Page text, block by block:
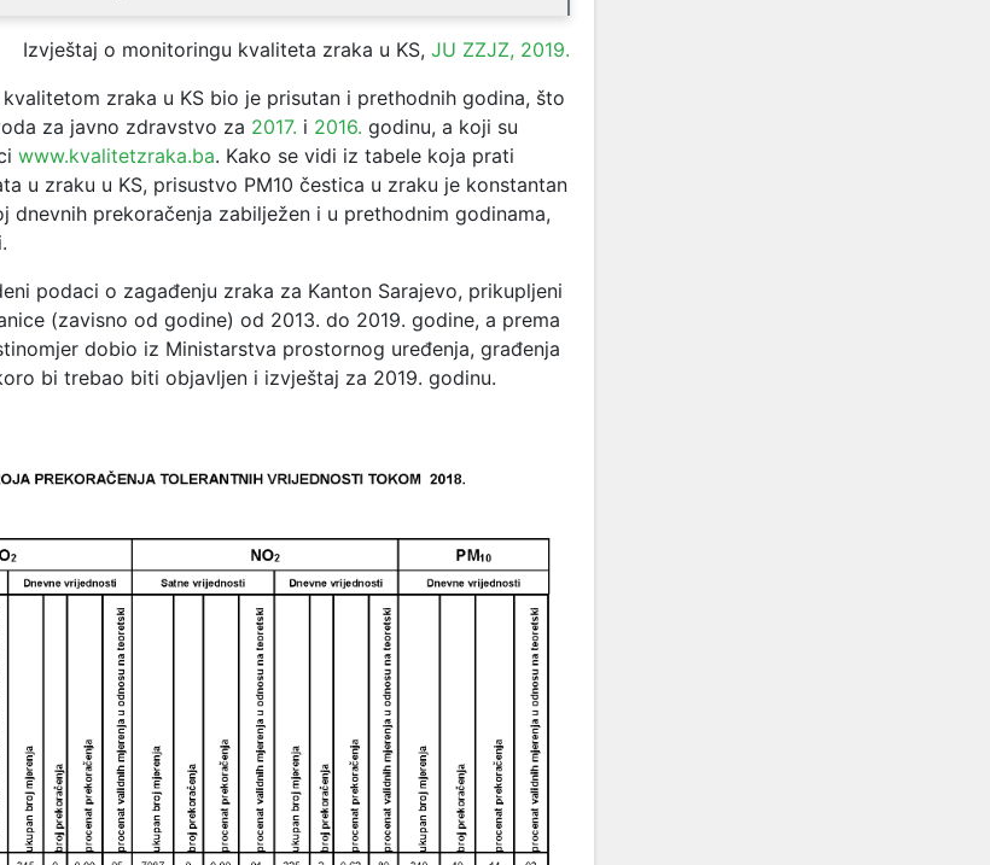
Izvještaj o monitoringu kvaliteta zraka u KS, JU ZZJZ, 2019.
zraka u KS bio je prisutan i prethodnih godina, što
za javno zdravstvo za 2017. i 2016. godinu, a koji su
www.kvalitetzraka.ba. Kako se vidi iz tabele koja prati
u zraku u KS, prisustvo PM10 čestica u zraku je konstantan
dnevnih prekoračenja zabilježen i u prethodnim godinama,
podaci o zagađenju zraka za Kanton Sarajevo, prikupljeni
(zavisno od godine) od 2013. do 2019. godine, a prema
dobio iz Ministarstva prostornog uređenja, građenja
bi trebao biti objavljen i izvještaj za 2019. godinu.